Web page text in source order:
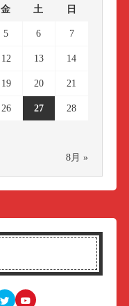
金 土 日
5 6 7
12 13 14
19 20 21
26 27 28
8月 »